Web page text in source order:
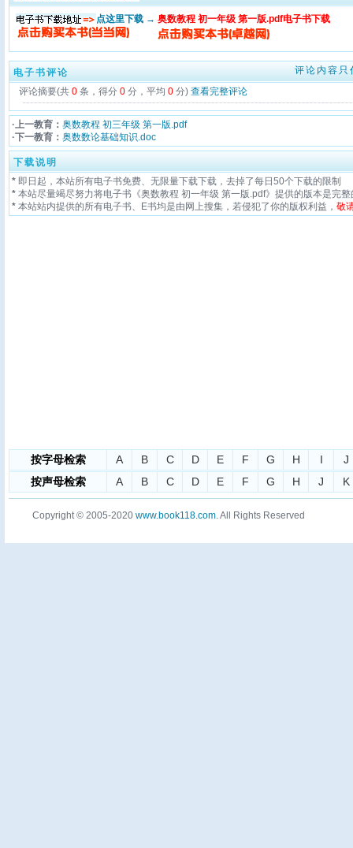
点这里下载 → 奥数教程 初一年级 第一版.pdf电子书下载
电子书评论
评论内容只
评论摘要(共 0 条，得分 0 分，平均 0 分) 查看完整评论
·上一教育： 奥数教程 初三年级 第一版.pdf
·下一教育： 奥数数论基础知识.doc
下载说明
* 即日起，本站所有电子书免费、无限量下载下载，去掉了每日50个下载的限制
* 本站尽量竭尽努力将电子书《奥数教程 初一年级 第一版.pdf》提供的版本是完
* 本站站内提供的所有电子书、E书均是由网上搜集，若侵犯了你的版权利益， 敬
按字母检索 A B C D E F G H I
J
按声母检索
A B C D E F G H J K
Copyright © 2005-2020 www.book118.com. All Rights Reserved